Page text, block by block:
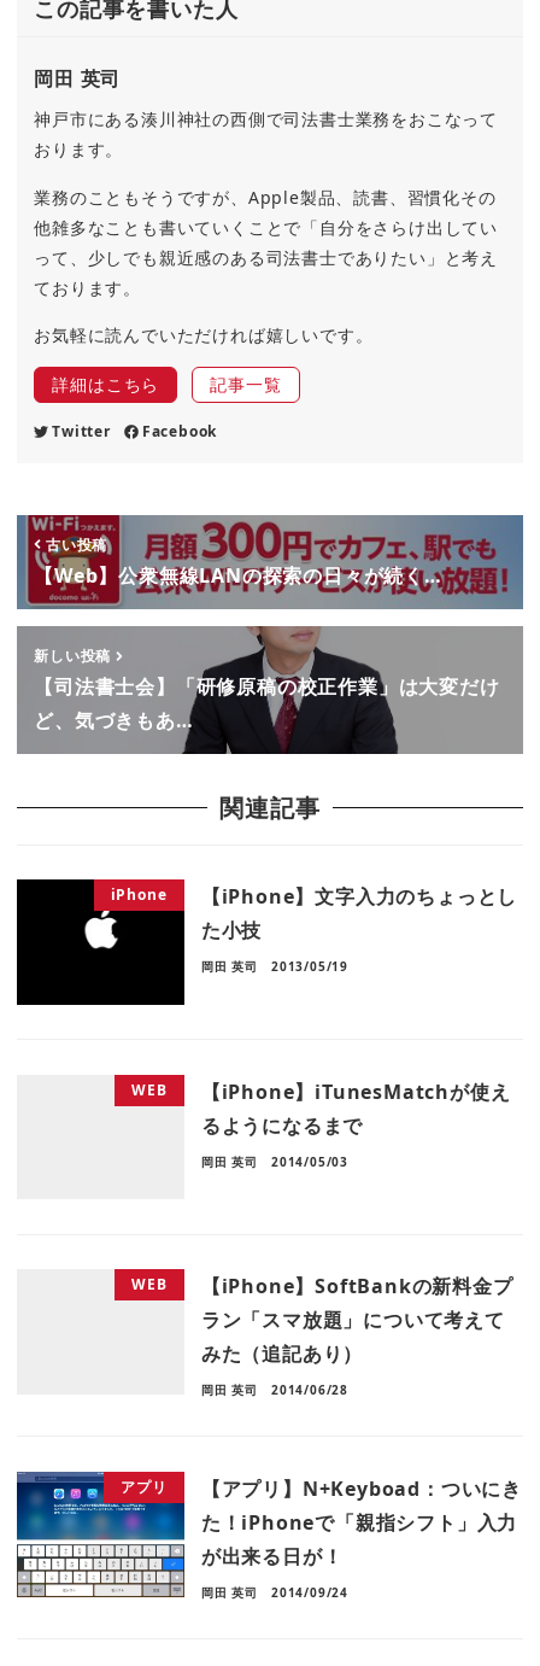
この記事を書いた人
岡田 英司
神戸市にある湊川神社の西側で司法書士業務をおこなって
おります。
業務のこともそうですが、Apple製品、読書、習慣化その
他雑多なことも書いていくことで「自分をさらけ出してい
って、少しでも親近感のある司法書士でありたい」と考え
ております。
お気軽に読んでいただければ嬉しいです。
詳細はこちら 記事一覧
Twitter Facebook
古い投稿
【Web】公衆無線LANの探索の日々が続く…
新しい投稿
【司法書士会】「研修原稿の校正作業」は大変だけ
ど、気づきもあ…
関連記事
iPhone
【iPhone】文字入力のちょっとし
た小技
岡田 英司 2013/05/19
WEB
【iPhone】iTunesMatchが使え
るようになるまで
岡田 英司 2014/05/03
WEB
【iPhone】SoftBankの新料金プ
ラン「スマ放題」について考えて
みた（追記あり）
岡田 英司 2014/06/28
アプリ
【アプリ】N+Keyboad：ついにき
た！iPhoneで「親指シフト」入力
が出来る日が！
岡田 英司 2014/09/24